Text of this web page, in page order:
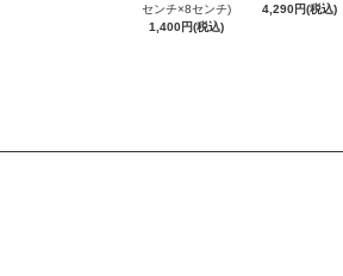
センチ×8センチ)
1,400円(税込)
4,290円(税込)